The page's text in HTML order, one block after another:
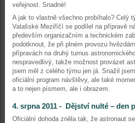
veřejnost. Snadné!
A jak to vlastně všechno probíhalo? Celý
Valašské Meziříčí se podílel na přípravě
především organizačním a technickém
podotknout, že při plném provozu
přípravách na druhý turnus
nespravedlivý, takže možnost provázet
jsem měl z celého týmu jen já. Snažil
oficiální program návštěvy, ale také
a to nejen písmem, ale i obrazem.
4. srpna 2011 - Dějství nulté – den
Oficiální dohoda zněla tak, že astronaut